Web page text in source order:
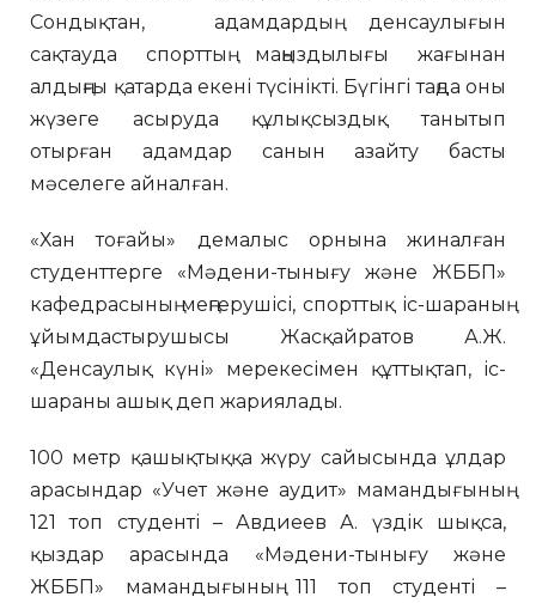
Сондықтан, адамдардың денсаулығын
сақтауда спорттың маңыздылығы жағынан
алдыңғы қатарда екені түсінікті. Бүгінгі таңда оны
жүзеге асыруда құлықсыздық танытып
отырған адамдар санын азайту басты
мәселеге айналған.
«Хан тоғайы» демалыс орнына жиналған
студенттерге «Мәдени-тынығу және ЖББП»
кафедрасының меңгерушісі, спорттық іс-шараның
ұйымдастырушысы Жасқайратов А.Ж.
«Денсаулық күні» мере­кесімен құттықтап, іс-
шараны ашық деп жариялады.
100 метр қашықтыққа жүру сайысында ұлдар
арасындар «Учет және аудит» мамандығының
121 топ студенті – Авдиеев А. үздік шықса,
қыздар арасында «Мәдени-тынығу және
ЖББП» мамандығының 111 топ студенті –